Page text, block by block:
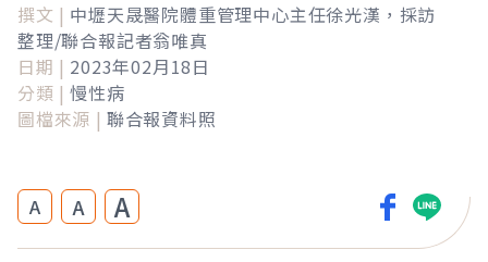
撰文 | 中壢天晟醫院體重管理中心主任徐光漢，採訪
整理/聯合報記者翁唯真
日期 | 2023年02月18日
分類 | 慢性病
圖檔來源 | 聯合報資料照
A A A